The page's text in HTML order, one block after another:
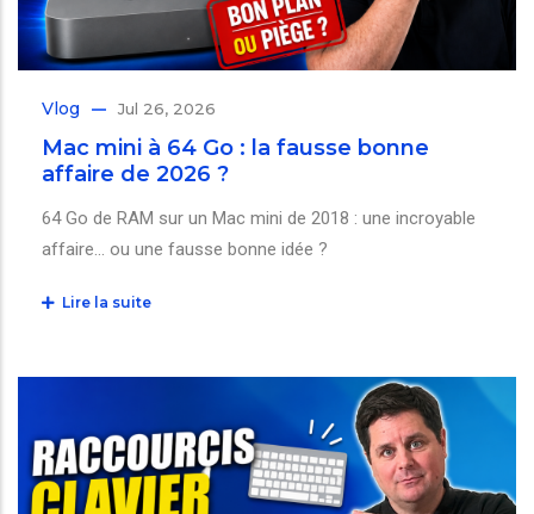
Vlog Jul 26, 2026
Mac mini à 64 Go : la fausse bonne
affaire de 2026 ?
64 Go de RAM sur un Mac mini de 2018 : une incroyable
affaire… ou une fausse bonne idée ?
Lire la suite